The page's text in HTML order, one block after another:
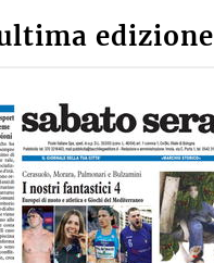
edizione